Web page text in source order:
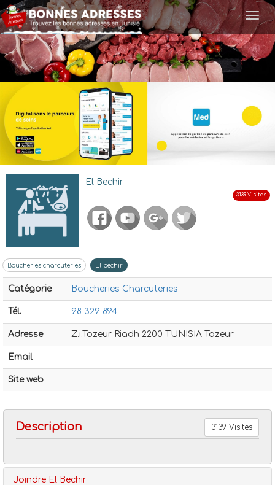
El Bechir
Boucheries charcuteries
Catégorie Boucheries Charcuteries
Tél. 98 329 894
Adresse Z.i.Tozeur Riadh 2200 TUNISIA Tozeur
Email
Site web
Description 3139 Visites
Joindre El Bechir